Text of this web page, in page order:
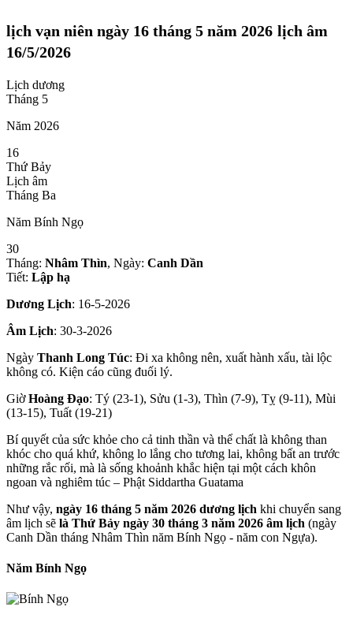
lịch vạn niên ngày 16 tháng 5 năm 2026 lịch âm
16/5/2026
Lịch dương
Tháng 5
Năm 2026
16
Thứ Bảy
Lịch âm
Tháng Ba
Năm Bính Ngọ
30
Tháng: Nhâm Thìn, Ngày: Canh Dần
Tiết: Lập hạ
Dương Lịch: 16-5-2026
Âm Lịch: 30-3-2026
Ngày Thanh Long Túc: Đi xa không nên, xuất hành xấu, tài lộc
không có. Kiện cáo cũng đuối lý.
GiờHoàng Đạo: Tý (23-1), Sửu (1-3), Thìn (7-9), Tỵ (9-11), Mùi
(13-15), Tuất (19-21)
Bí quyết của sức khỏe cho cả tinh thần và thể chất là không than
khóc cho quá khứ, không lo lắng cho tương lai, không bất an trước
những rắc rối, mà là sống khoảnh khắc hiện tại một cách khôn
ngoan và nghiêm túc – Phật Siddartha Guatama
Như vậy, ngày 16 tháng 5 năm 2026 dương lịch khi chuyển sang
âm lịch sẽ là Thứ Bảy ngày 30 tháng 3 năm 2026 âm lịch (ngày
Canh Dần tháng Nhâm Thìn năm Bính Ngọ - năm con Ngựa).
Năm Bính Ngọ